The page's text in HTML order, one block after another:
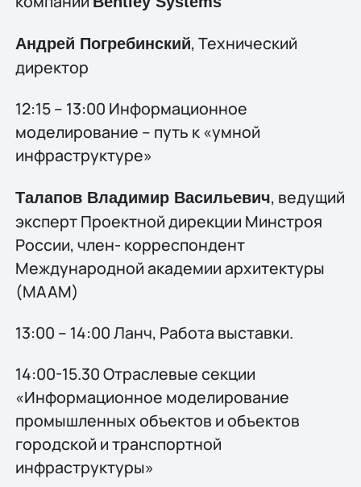
Андрей Погребинский, Технический
директор
12:15 – 13:00 Информационное
моделирование – путь к «умной
инфраструктуре»
Талапов Владимир Васильевич, ведущий
эксперт Проектной дирекции Минстроя
России, член- корреспондент
Международной академии архитектуры
(МААМ)
13:00 – 14:00 Ланч, Работа выставки.
14:00-15.30 Отраслевые секции
«Информационное моделирование
промышленных объектов и объектов
городской и транспортной
инфраструктуры»